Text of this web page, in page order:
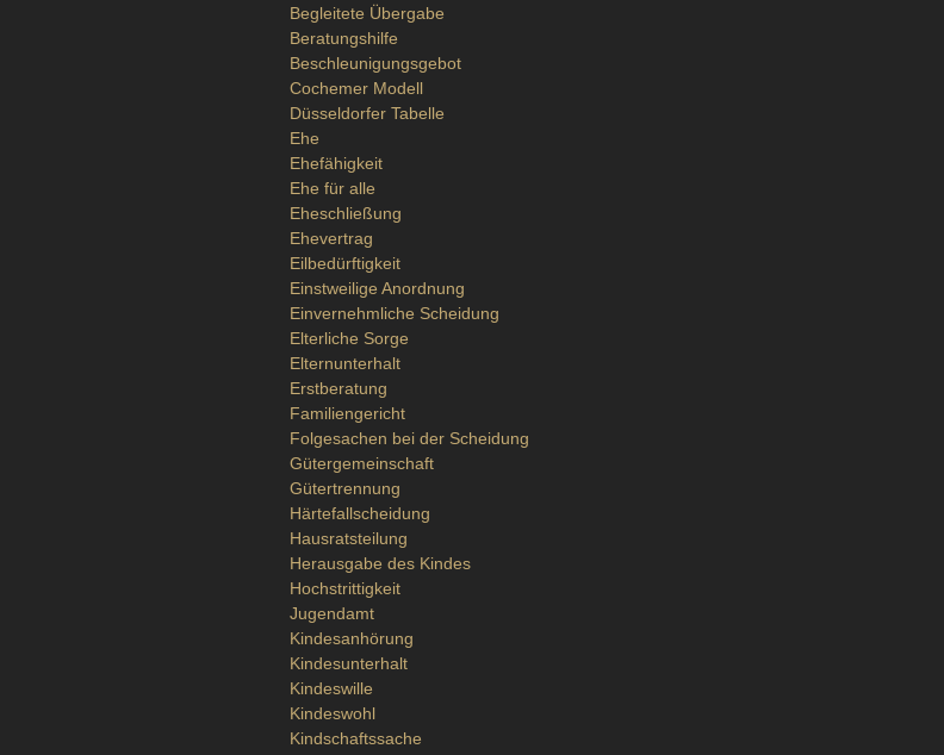
Begleitete Übergabe
Beratungshilfe
Beschleunigungsgebot
Cochemer Modell
Düsseldorfer Tabelle
Ehe
Ehefähigkeit
Ehe für alle
Eheschließung
Ehevertrag
Eilbedürftigkeit
Einstweilige Anordnung
Einvernehmliche Scheidung
Elterliche Sorge
Elternunterhalt
Erstberatung
Familiengericht
Folgesachen bei der Scheidung
Gütergemeinschaft
Gütertrennung
Härtefallscheidung
Hausratsteilung
Herausgabe des Kindes
Hochstrittigkeit
Jugendamt
Kindesanhörung
Kindesunterhalt
Kindeswille
Kindeswohl
Kindschaftssache